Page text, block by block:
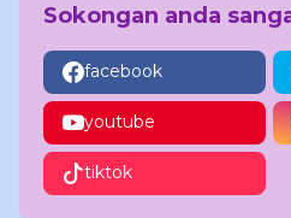
Sokongan anda
facebook
youtube
tiktok